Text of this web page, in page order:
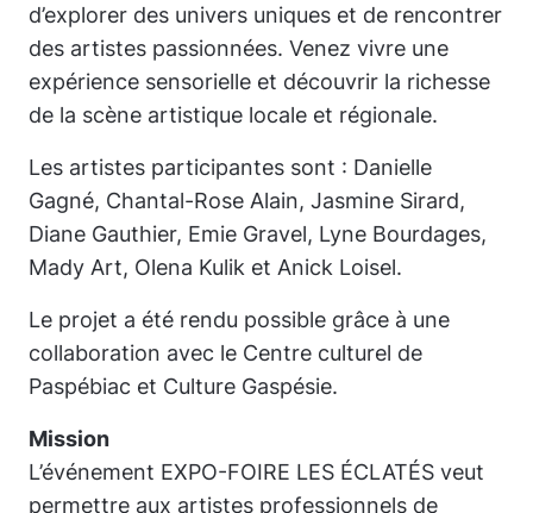
d’explorer des univers uniques et de rencontrer
des artistes passionnées. Venez vivre une
expérience sensorielle et découvrir la richesse
de la scène artistique locale et régionale.
Les artistes participantes sont : Danielle
Gagné, Chantal-Rose Alain, Jasmine Sirard,
Diane Gauthier, Emie Gravel, Lyne Bourdages,
Mady Art, Olena Kulik et Anick Loisel.
Le projet a été rendu possible grâce à une
collaboration avec le Centre culturel de
Paspébiac et Culture Gaspésie.
Mission
L’événement EXPO-FOIRE LES ÉCLATÉS veut
permettre aux artistes professionnels de